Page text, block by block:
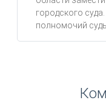
городского
полномочий